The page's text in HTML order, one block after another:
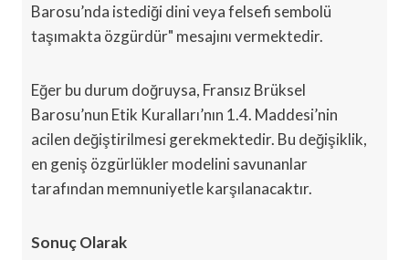
Barosu’nda istediği dini veya felsefi sembolü
taşımakta özgürdür" mesajını vermektedir.
Eğer bu durum doğruysa, Fransız Brüksel
Barosu’nun Etik Kuralları’nın 1.4. Maddesi’nin
acilen değiştirilmesi gerekmektedir. Bu değişiklik,
en geniş özgürlükler modelini savunanlar
tarafından memnuniyetle karşılanacaktır.
Sonuç Olarak